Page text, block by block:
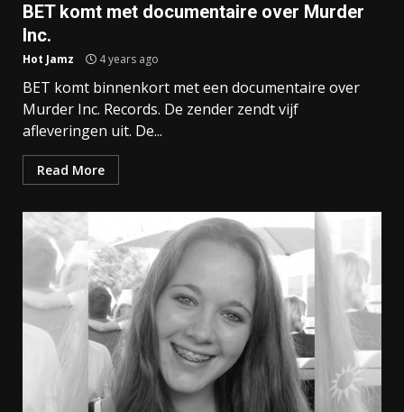
BET komt met documentaire over Murder
Inc.
Hot Jamz 4 years ago
BET komt binnenkort met een documentaire over
Murder Inc. Records. De zender zendt vijf
afleveringen uit. De...
Read More